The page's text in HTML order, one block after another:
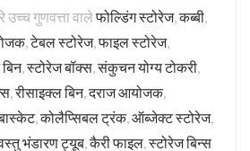
गुणवत्ता वालेफोल्डिंग स्टोरेज,कब्बी,
,टेबल स्टोरेज,फाइल स्टोरेज,
,स्टोरेज बॉक्स,संकुचन योग्य टोकरी,
,रीसाइक्ल बिन,दराज आयोजक,
,कोलैप्सिबल ट्रंक,ऑब्जेक्ट स्टोरेज,
भंडारण ट्यूब,कैरी फाइल,स्टोरेज बिन्स